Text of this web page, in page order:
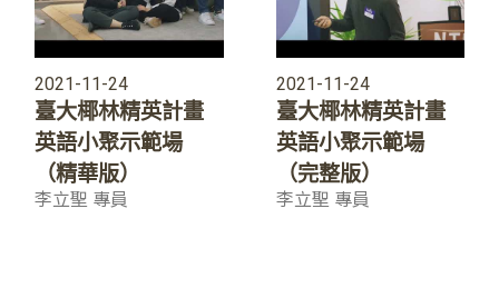
2021-11-24
臺大椰林精英計畫
英語小聚示範場
（精華版）
李立聖 專員
2021-11-24
臺大椰林精英計畫
英語小聚示範場
（完整版）
李立聖 專員